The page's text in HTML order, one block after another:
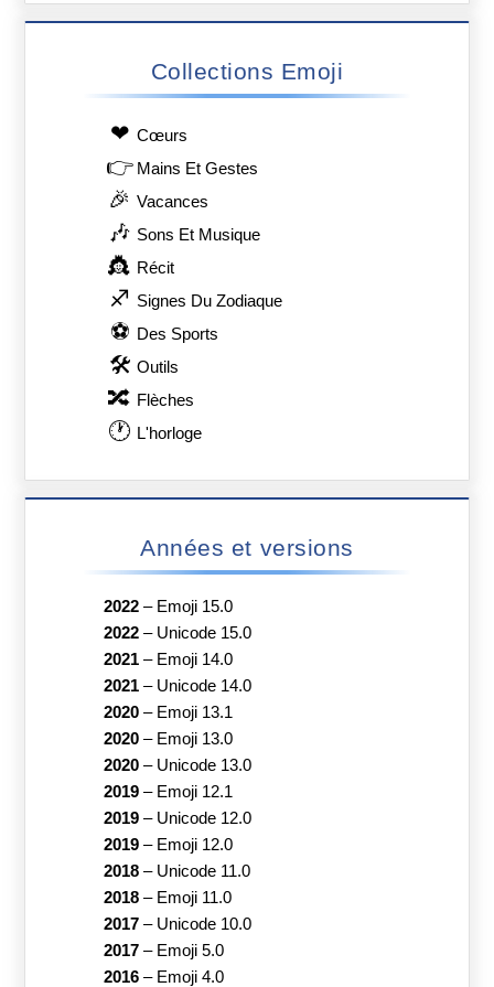
Collections Emoji
❤ Сœurs
👉 Mains Et Gestes
🎉 Vacances
🎶 Sons Et Musique
👸 Récit
♐ Signes Du Zodiaque
⚽ Des Sports
🛠 Outils
🔀 Flèches
🕐 L'horloge
Années et versions
2022– Emoji 15.0
2022– Unicode 15.0
2021– Emoji 14.0
2021– Unicode 14.0
2020– Emoji 13.1
2020– Emoji 13.0
2020– Unicode 13.0
2019– Emoji 12.1
2019– Unicode 12.0
2019– Emoji 12.0
2018– Unicode 11.0
2018– Emoji 11.0
2017– Unicode 10.0
2017– Emoji 5.0
2016– Emoji 4.0